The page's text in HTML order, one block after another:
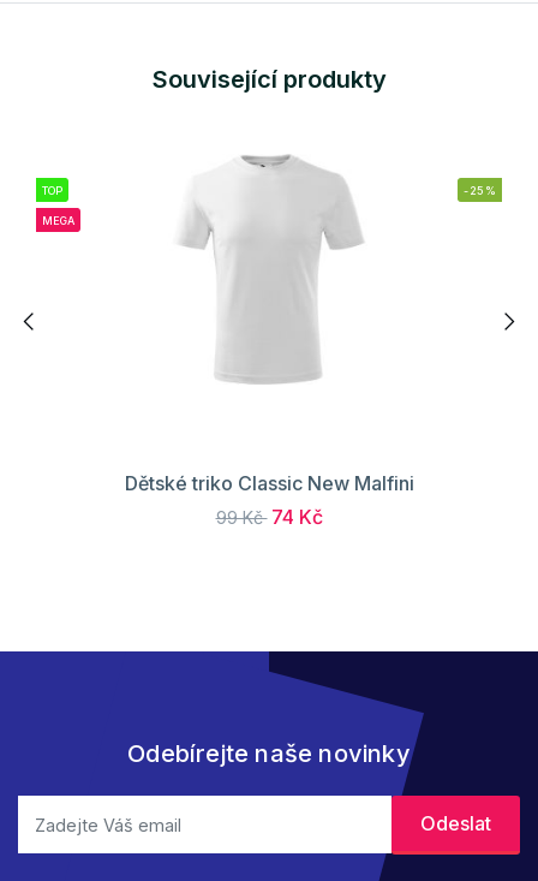
Související produkty
TOP
MEGA
-25%
Dětské triko Classic New Malfini
99 Kč 74 Kč
Odebírejte naše novinky